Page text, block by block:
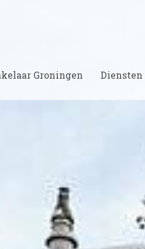
Groningen Diensten